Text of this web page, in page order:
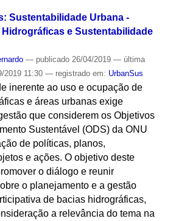
Sustentabilidade Urbana -
e Sustentabilidade
— publicado26/04/2019 — última
2019 11:30 — registrado em: UrbanSus
inerente ao uso e ocupação de
e áreas urbanas exige
que considerem os Objetivos
Sustentável (ODS) da ONU
de políticas, planos,
e ações. O objetivo deste
o diálogo e reunir
o planejamento e a gestão
de bacias hidrográficas,
a relevância do tema na